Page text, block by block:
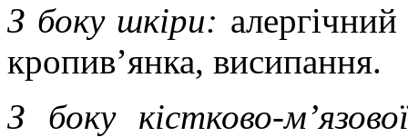
З боку шкіри:
кропив’янка, висипання.
З боку кістково-